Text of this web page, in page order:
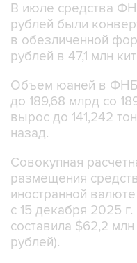
В июле средства
рублей были
в обезличенной
рублей в 47,1 млн
Объем юаней в ФНБ
до 189,68 млрд со
вырос до 141,242
назад.
Совокупная
размещения
иностранной
с 15 декабря 2025
составила $62,2
рублей).